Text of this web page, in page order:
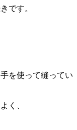
です。
を使って縫ってい
く、